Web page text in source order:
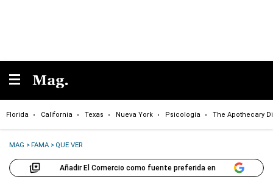
Florida California Texas Nueva York Psicología The Apothecary
MAG >FAMA > QUE VER
Añadir El Comercio como fuente preferida en